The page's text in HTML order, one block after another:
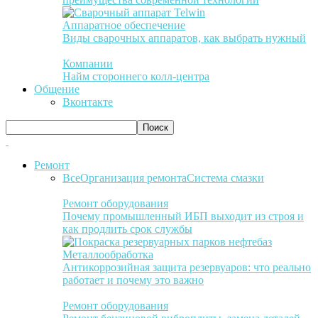
Аппаратное обеспечение
Виды сварочных аппаратов, как выбрать нужный
Компании
Найм стороннего колл-центра
Общение
Вконтакте
Ремонт
ВсеОрганизация ремонтаСистема смазки
Ремонт оборудования
Почему промышленный ИБП выходит из строя и
как продлить срок службы
Металлообработка
Антикоррозийная защита резервуаров: что реально
работает и почему это важно
Ремонт оборудования